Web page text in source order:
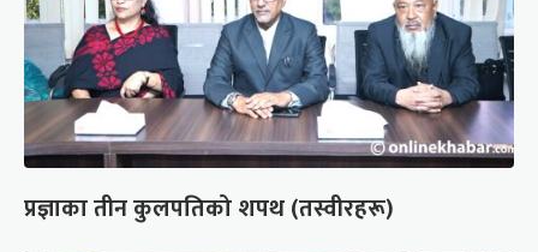
प्रज्ञाका तीन कुलपतिको शपथ (तस्वीरहरू)